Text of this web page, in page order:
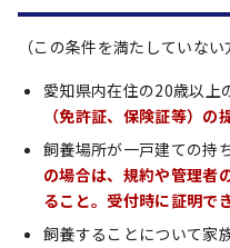
（この条件を満たしていな
愛知県内在住の20歳以上
（免許証、保険証等）の
飼養場所が一戸建ての持
の場合は、規約や管理者
ること。受付時に証明で
飼養することについて家